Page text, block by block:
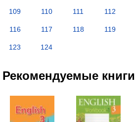
109 110 111 112
116 117 118 119
123 124
Рекомендуемые книги